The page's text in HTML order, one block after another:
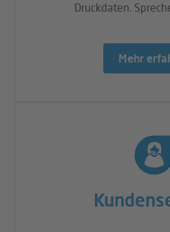
Druckdaten.
Mehr